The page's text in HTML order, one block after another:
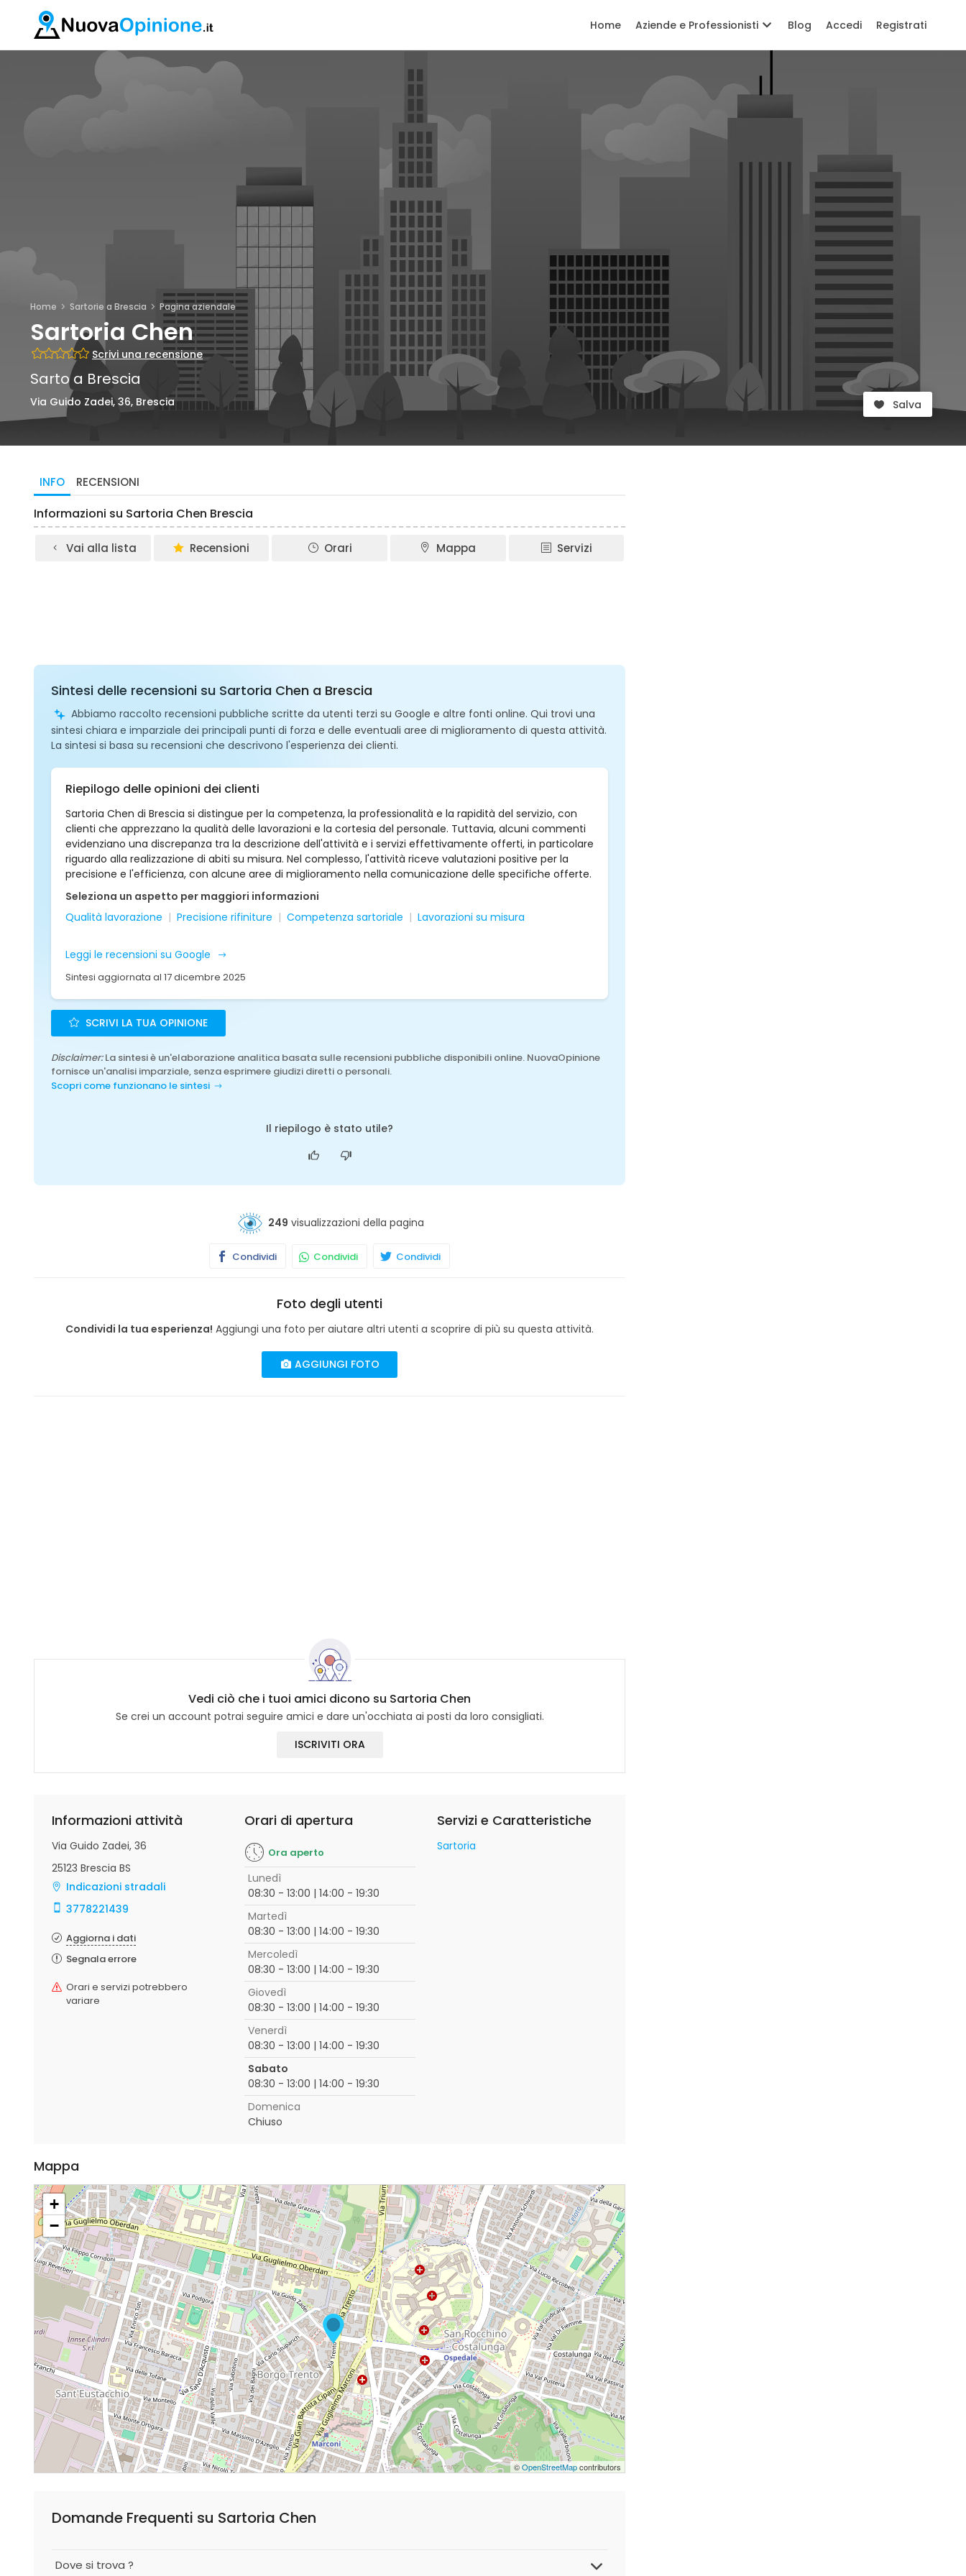
Home Aziende e Professionisti Blog Accedi Registrati
Home Sartorie a Brescia Pagina aziendale
Sartoria Chen
Scrivi una recensione
Sarto a Brescia
Via Guido Zadei, 36, Brescia Salva
INFO RECENSIONI
Informazioni su Sartoria Chen Brescia
Vai alla lista Recensioni Orari Mappa Servizi
Sintesi delle recensioni su Sartoria Chen a Brescia
Abbiamo raccolto recensioni pubbliche scritte da utenti terzi su Google e altre fonti online. Qui trovi una
sintesi chiara e imparziale dei principali punti di forza e delle eventuali aree di miglioramento di questa attività.
La sintesi si basa su recensioni che descrivono l'esperienza dei clienti.
Riepilogo delle opinioni dei clienti
Sartoria Chen di Brescia si distingue per la competenza, la professionalità e la rapidità del servizio, con
clienti che apprezzano la qualità delle lavorazioni e la cortesia del personale. Tuttavia, alcuni commenti
evidenziano una discrepanza tra la descrizione dell'attività e i servizi effettivamente offerti, in particolare
riguardo alla realizzazione di abiti su misura. Nel complesso, l'attività riceve valutazioni positive per la
precisione e l'efficienza, con alcune aree di miglioramento nella comunicazione delle specifiche offerte.
Seleziona un aspetto per maggiori informazioni
Qualità lavorazione
Precisione rifiniture Competenza sartoriale Lavorazioni su misura
Leggi le recensioni su Google
Sintesi aggiornata al 17 dicembre 2025
SCRIVI LA TUA OPINIONE
Disclaimer:La sintesi è un'elaborazione analitica basata sulle recensioni pubbliche disponibili online. NuovaOpinione
fornisce un'analisi imparziale, senza esprimere giudizi diretti o personali.
Scopri come funzionano le sintesi
Il riepilogo è stato utile?
249 visualizzazioni della pagina
Condividi Condividi Condividi
Foto degli utenti
Condividi la tua esperienza! Aggiungi una foto per aiutare altri utenti a scoprire di più su questa attività.
AGGIUNGI FOTO
Vedi ciò che i tuoi amici dicono su Sartoria Chen
Se crei un account potrai seguire amici e dare un'occhiata ai posti da loro consigliati.
ISCRIVITI ORA
Informazioni attività
Via Guido Zadei, 36
25123 Brescia BS
Indicazioni stradali
3778221439
Aggiorna i dati
Segnala errore
Orari e servizi potrebbero
variare
Orari di apertura
Ora aperto
Lunedì
08:30 - 13:00 | 14:00 - 19:30
Martedì
08:30 - 13:00 | 14:00 - 19:30
Mercoledì
08:30 - 13:00 | 14:00 - 19:30
Giovedì
08:30 - 13:00 | 14:00 - 19:30
Venerdì
08:30 - 13:00 | 14:00 - 19:30
Sabato
08:30 - 13:00 | 14:00 - 19:30
Domenica
Chiuso
Servizi e Caratteristiche
Sartoria
Mappa
+
−
©OpenStreetMapcontributors
Domande Frequenti su Sartoria Chen
Dove si trova ?